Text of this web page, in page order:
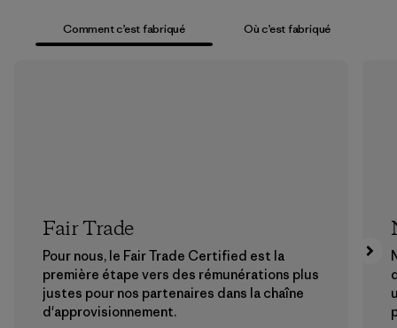
Comment c’est fabriqué Où c’est fabriqué
Fair Trade
Pour nous, le Fair Trade Certified est la
première étape vers des rémunérations plus
justes pour nos partenaires dans la chaîne
d'approvisionnement.